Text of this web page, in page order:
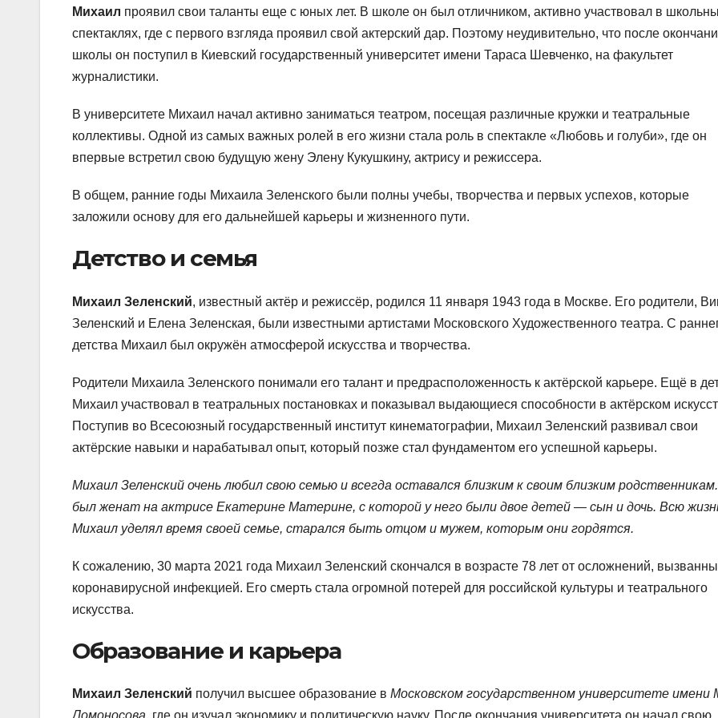
Михаил проявил свои таланты еще с юных лет. В школе он был отличником, активно участвовал в
спектаклях, где с первого взгляда проявил свой актерский дар. Поэтому неудивительно, что после
школы он поступил в Киевский государственный университет имени Тараса Шевченко, на факультет
журналистики.
В университете Михаил начал активно заниматься театром, посещая различные кружки и театральные
коллективы. Одной из самых важных ролей в его жизни стала роль в спектакле «Любовь и голуби», где он
впервые встретил свою будущую жену Элену Кукушкину, актрису и режиссера.
В общем, ранние годы Михаила Зеленского были полны учебы, творчества и первых успехов, которые
заложили основу для его дальнейшей карьеры и жизненного пути.
Детство и семья
Михаил Зеленский, известный актёр и режиссёр, родился 11 января 1943 года в Москве. Его родители,
Зеленский и Елена Зеленская, были известными артистами Московского Художественного театра. С
детства Михаил был окружён атмосферой искусства и творчества.
Родители Михаила Зеленского понимали его талант и предрасположенность к актёрской карьере. Ещё в
Михаил участвовал в театральных постановках и показывал выдающиеся способности в актёрском
Поступив во Всесоюзный государственный институт кинематографии, Михаил Зеленский развивал свои
актёрские навыки и нарабатывал опыт, который позже стал фундаментом его успешной карьеры.
Михаил Зеленский очень любил свою семью и всегда оставался близким к своим близким
был женат на актрисе Екатерине Материне, с которой у него были двое детей — сын и дочь. Всю
Михаил уделял время своей семье, старался быть отцом и мужем, которым они гордятся.
К сожалению, 30 марта 2021 года Михаил Зеленский скончался в возрасте 78 лет от осложнений,
коронавирусной инфекцией. Его смерть стала огромной потерей для российской культуры и театрального
искусства.
Образование и карьера
Михаил Зеленский получил высшее образование в Московском государственном университете имени